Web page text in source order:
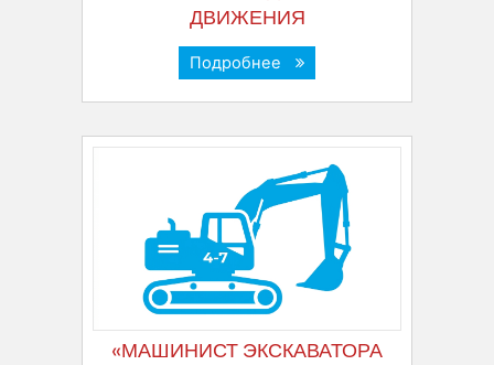
ДВИЖЕНИЯ
Подробнее
«МАШИНИСТ ЭКСКАВАТОРА